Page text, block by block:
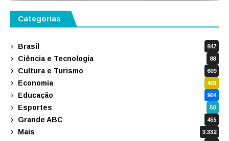
Categorias
Brasil 847
Ciência e Tecnologia 88
Cultura e Turismo 609
Economia 403
Educação 904
Esportes 50
Grande ABC 455
Mais 3.332